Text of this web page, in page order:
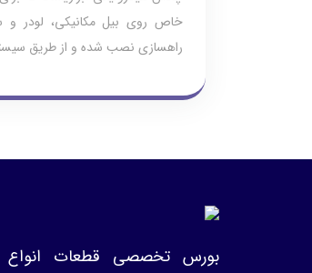
خاص روی بیل مکانیکی، لودر و
راهسازی نصب شده و از طریق
بورس تخصصی قطعات انواع